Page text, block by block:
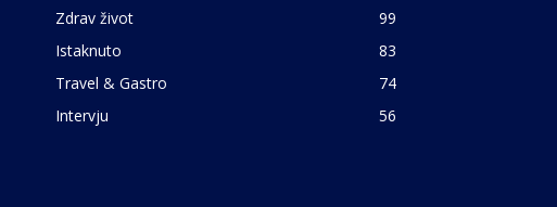
Zdrav život
99
Istaknuto
83
Travel & Gastro
74
Intervju
56